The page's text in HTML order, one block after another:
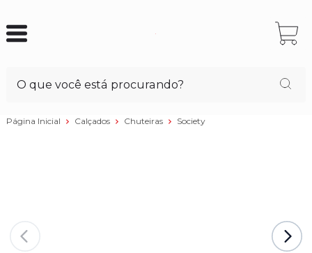
Página Inicial Calçados Chuteiras Society